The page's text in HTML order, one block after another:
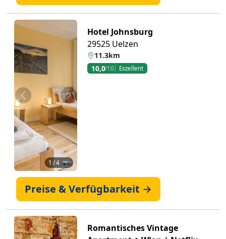
Zurück Weiter
1 / 4 📷
Hotel Johnsburg
29525 Uelzen
11.3km
10,0/10 Exzellent
Preise & Verfügbarkeit →
Romantisches Vintage